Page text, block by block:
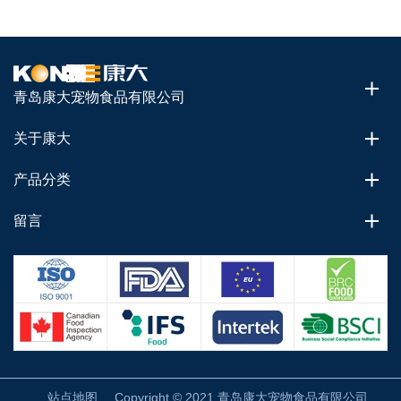
青岛康大宠物食品有限公司
关于康大
产品分类
留言
站点地图 Copyright © 2021 青岛康大宠物食品有限公司